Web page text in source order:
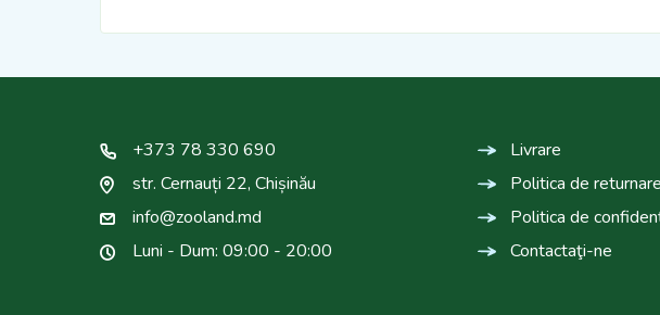
+373 78 330 690
str. Cernauți 22, Chișinău
info@zooland.md
Luni - Dum: 09:00 - 20:00
Livrare
Politica de returnare
Politica de
Contactaţi-ne